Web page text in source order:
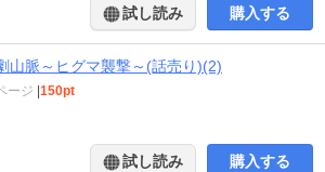
試し読み 購入する
山脈～ヒグマ襲撃～(話売り)(2)
ージ |150pt
試し読み 購入する